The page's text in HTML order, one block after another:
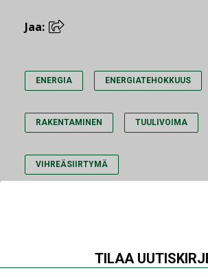
Jaa:
ENERGIA ENERGIATEHOKKUUS
RAKENTAMINEN TUULIVOIMA
VIHREÄSIIRTYMÄ
TILAA